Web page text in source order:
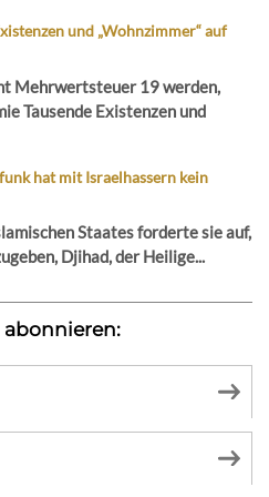
und „Wohnzimmer“ auf
Mehrwertsteuer 19 werden,
Tausende Existenzen und
hat mit Israelhassern kein
Staates forderte sie auf,
Djihad, der Heilige...
abonnieren: